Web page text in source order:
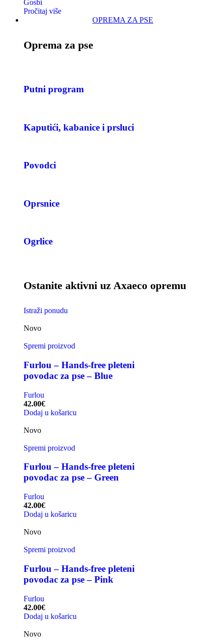
Gosbi
Pročitaj više
OPREMA ZA PSE
Oprema za pse
Putni program
Kaputići, kabanice i prsluci
Povodci
Oprsnice
Ogrlice
Ostanite aktivni uz Axaeco opremu
Istraži ponudu
Novo
Spremi proizvod
Furlou – Hands-free pleteni
povodac za pse – Blue
Furlou
42.00€
Dodaj u košaricu
Novo
Spremi proizvod
Furlou – Hands-free pleteni
povodac za pse – Green
Furlou
42.00€
Dodaj u košaricu
Novo
Spremi proizvod
Furlou – Hands-free pleteni
povodac za pse – Pink
Furlou
42.00€
Dodaj u košaricu
Novo